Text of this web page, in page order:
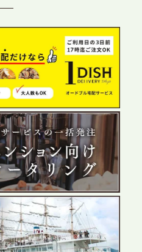
パーティー・ケータリン
夏の社内親睦が、配属後
会議室で縁日気分を味わ
の提供を開始
ケータリングのセカンド
設立。再開発やオフィス
業ニーズに応え、高品質
・懇親会をサポート
ケータリングのセカンド